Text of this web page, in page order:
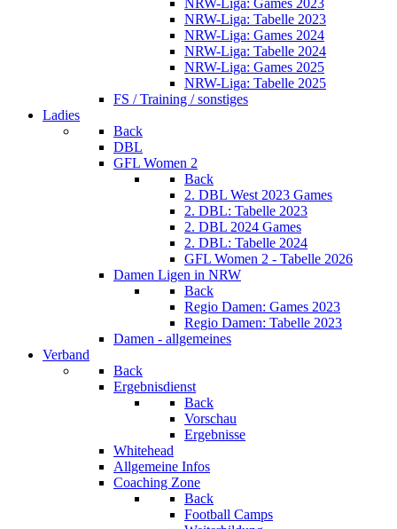
NRW-Liga: Games 2023
NRW-Liga: Tabelle 2023
NRW-Liga: Games 2024
NRW-Liga: Tabelle 2024
NRW-Liga: Games 2025
NRW-Liga: Tabelle 2025
FS / Training / sonstiges
Ladies
Back
DBL
GFL Women 2
Back
2. DBL West 2023 Games
2. DBL: Tabelle 2023
2. DBL 2024 Games
2. DBL: Tabelle 2024
GFL Women 2 - Tabelle 2026
Damen Ligen in NRW
Back
Regio Damen: Games 2023
Regio Damen: Tabelle 2023
Damen - allgemeines
Verband
Back
Ergebnisdienst
Back
Vorschau
Ergebnisse
Whitehead
Allgemeine Infos
Coaching Zone
Back
Football Camps